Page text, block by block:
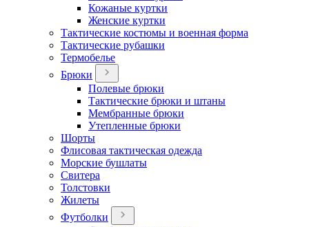
Кожаные куртки
Женские куртки
Тактические костюмы и военная форма
Тактические рубашки
Термобелье
Брюки
Полевые брюки
Тактические брюки и штаны
Мембранные брюки
Утепленные брюки
Шорты
Флисовая тактическая одежда
Морские бушлаты
Свитера
Толстовки
Жилеты
Футболки